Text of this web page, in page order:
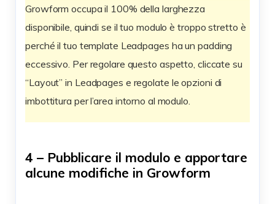
Growform occupa il 100% della larghezza
disponibile, quindi se il tuo modulo è troppo stretto è
perché il tuo template Leadpages ha un padding
eccessivo. Per regolare questo aspetto, cliccate su
“Layout” in Leadpages e regolate le opzioni di
imbottitura per l’area intorno al modulo.
4 – Pubblicare il modulo e apportare
alcune modifiche in Growform